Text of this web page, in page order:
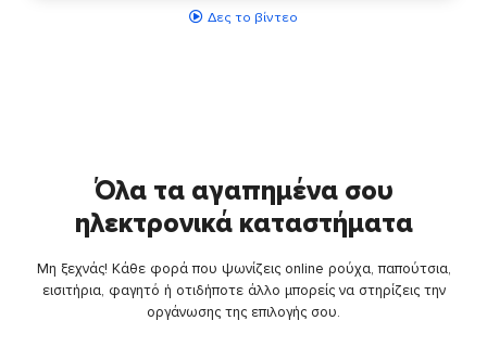
Δες το βίντεο
Όλα τα αγαπημένα σου
ηλεκτρονικά καταστήματα
Μη ξεχνάς! Κάθε φορά που ψωνίζεις online ρούχα, παπούτσια,
εισιτήρια, φαγητό ή οτιδήποτε άλλο μπορείς να στηρίζεις την
οργάνωσης της επιλογής σου.